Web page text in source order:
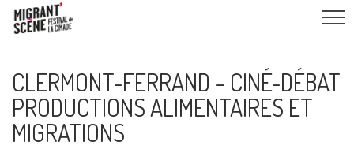
CLERMONT-FERRAND – CINÉ-DÉBAT
PRODUCTIONS ALIMENTAIRES ET
MIGRATIONS